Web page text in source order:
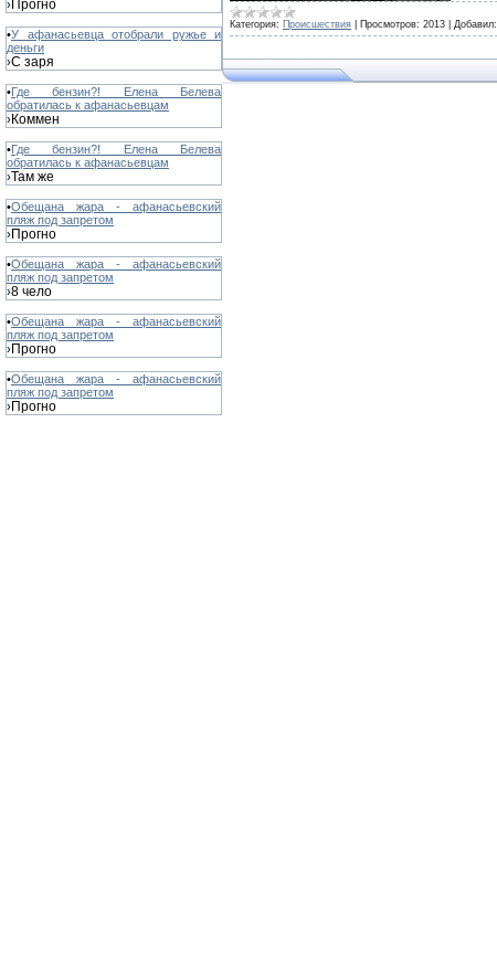
›Прогно
•У афанасьевца отобрали ружье и
деньги
›С заря
•Где бензин?! Елена Белева
обратилась к афанасьевцам
›Коммен
•Где бензин?! Елена Белева
обратилась к афанасьевцам
›Там же
•Обещана жара - афанасьевский
пляж под запретом
›Прогно
•Обещана жара - афанасьевский
пляж под запретом
›8 чело
•Обещана жара - афанасьевский
пляж под запретом
›Прогно
•Обещана жара - афанасьевский
пляж под запретом
›Прогно
Категория: Происшествия Просмотров: 2013 Добавил: